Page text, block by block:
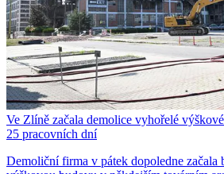
Ve Zlíně začala demolice vyhořelé
25 pracovních dní
Demoliční firma v pátek dopoledne začala